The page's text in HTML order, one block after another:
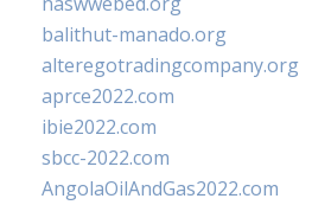
balithut-manado.org
alteregotradingcompany.org
aprce2022.com
ibie2022.com
sbcc-2022.com
AngolaOilAndGas2022.com